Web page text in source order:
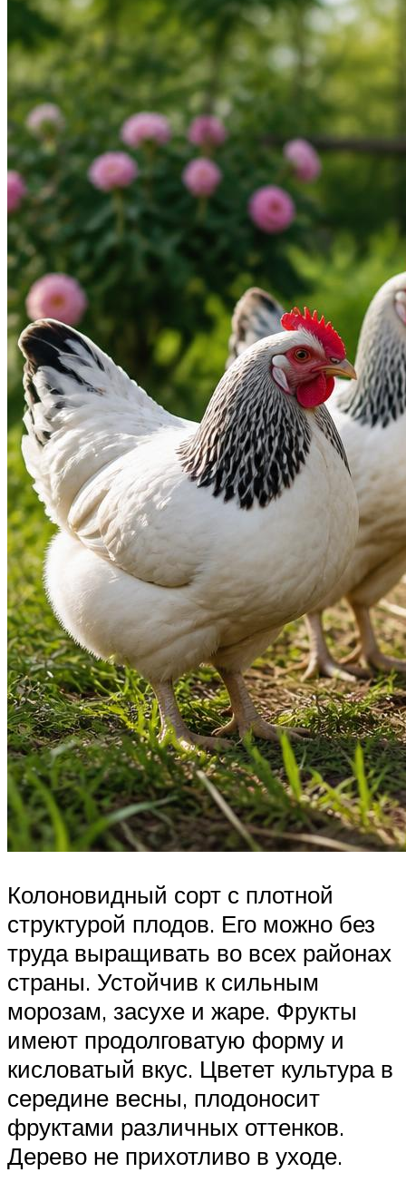
Колоновидный сорт с плотной
структурой плодов. Его можно без
труда выращивать во всех районах
страны. Устойчив к сильным
морозам, засухе и жаре. Фрукты
имеют продолговатую форму и
кисловатый вкус. Цветет культура в
середине весны, плодоносит
фруктами различных оттенков.
Дерево не прихотливо в уходе.